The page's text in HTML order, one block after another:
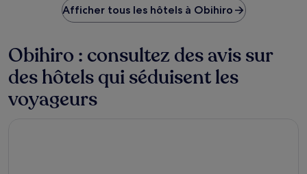
Afficher tous les hôtels à Obihiro
Obihiro : consultez des avis sur
des hôtels qui séduisent les
voyageurs